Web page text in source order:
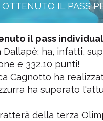
IL PASS
il pass
ha, infatti,
e 332,10 punti!
Cagnotto ha
ha superato
della terza